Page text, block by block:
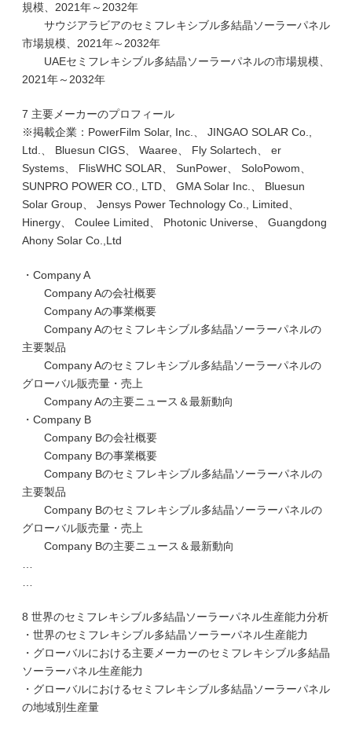
規模、2021年～2032年
サウジアラビアのセミフレキシブル多結晶ソーラーパネル
市場規模、2021年～2032年
UAEセミフレキシブル多結晶ソーラーパネルの市場規模、
2021年～2032年
7 主要メーカーのプロフィール
※掲載企業：PowerFilm Solar, Inc.、 JINGAO SOLAR Co.,
Ltd.、 Bluesun CIGS、 Waaree、 Fly Solartech、 er
Systems、 FlisWHC SOLAR、 SunPower、 SoloPowom、
SUNPRO POWER CO., LTD、 GMA Solar Inc.、 Bluesun
Solar Group、 Jensys Power Technology Co., Limited、
Hinergy、 Coulee Limited、 Photonic Universe、 Guangdong
Ahony Solar Co.,Ltd
・Company A
Company Aの会社概要
Company Aの事業概要
Company Aのセミフレキシブル多結晶ソーラーパネルの
主要製品
Company Aのセミフレキシブル多結晶ソーラーパネルの
グローバル販売量・売上
Company Aの主要ニュース＆最新動向
・Company B
Company Bの会社概要
Company Bの事業概要
Company Bのセミフレキシブル多結晶ソーラーパネルの
主要製品
Company Bのセミフレキシブル多結晶ソーラーパネルの
グローバル販売量・売上
Company Bの主要ニュース＆最新動向
8 世界のセミフレキシブル多結晶ソーラーパネル生産能力分析
・世界のセミフレキシブル多結晶ソーラーパネル生産能力
・グローバルにおける主要メーカーのセミフレキシブル多結晶
ソーラーパネル生産能力
・グローバルにおけるセミフレキシブル多結晶ソーラーパネル
の地域別生産量